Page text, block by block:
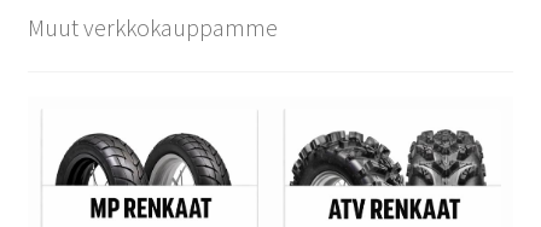
Muut verkkokauppamme